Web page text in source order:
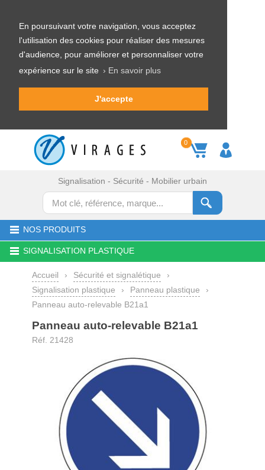
En poursuivant votre navigation, vous acceptez
l'utilisation des cookies pour réaliser des mesures
d'audience, pour améliorer et personnaliser votre
expérience sur le site › En savoir plus
J'accepte
0
Signalisation - Sécurité - Mobilier urbain
NOS PRODUITS
SIGNALISATION PLASTIQUE
Accueil › Sécurité et signalétique
›
Signalisation plastique
› Panneau plastique
›
Panneau auto-relevable B21a1
Panneau auto-relevable B21a1
Réf. 21428